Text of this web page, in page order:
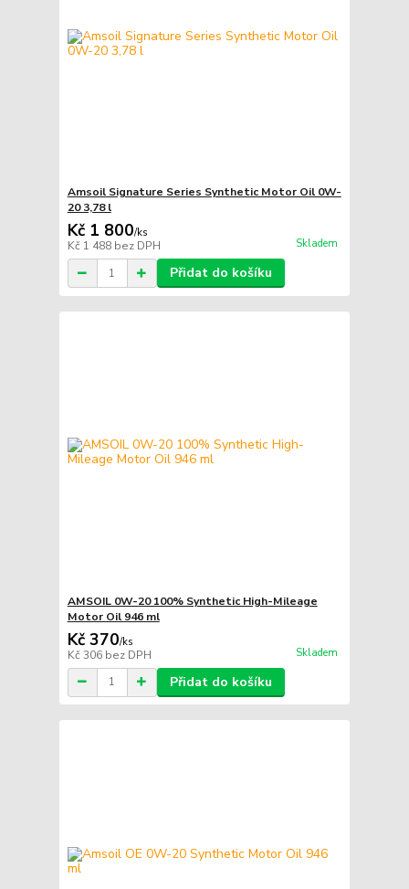
Amsoil Signature Series Synthetic Motor Oil 0W-
20 3,78 l
Kč 1 800/ks
Kč 1 488 bez DPH Skladem
Přidat do košíku
AMSOIL 0W-20 100% Synthetic High-Mileage
Motor Oil 946 ml
Kč 370/ks
Kč 306 bez DPH Skladem
Přidat do košíku